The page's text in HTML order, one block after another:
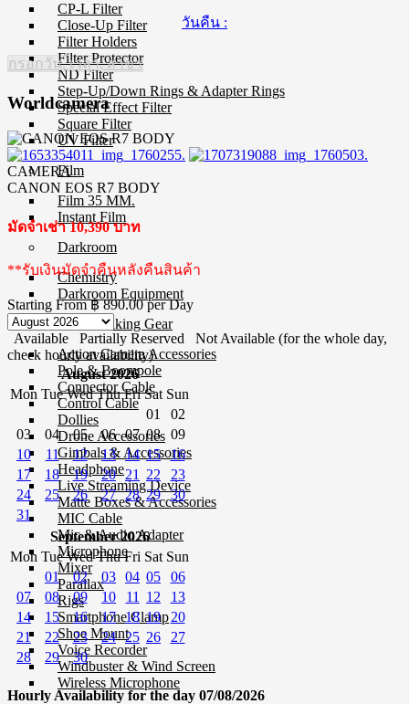
CP-L Filter
Close-Up Filter
Filter Holders
Filter Protector
ND Filter
Step-Up/Down Rings & Adapter Rings
Special Effect Filter
Square Filter
UV Filter
Film
Film 35 MM.
Instant Film
Darkroom
Chemistry
Darkroom Equipment
Video Making Gear
Action Camera Accessories
Pole & Boompole
Connector Cable
Control Cable
Dollies
Drone Accessories
Gimbals & Accessories
Headphone
Live Streaming Device
Matte Boxes & Accessories
MIC Cable
Mic & Audio Adapter
Microphone
Mixer
Parallax
Rigs
Smartphone Clamp
Shoe Mount
Voice Recorder
Windbuster & Wind Screen
Wireless Microphone
วันคืน :
กรอกวัน, เวลา, สาขา
Worldcamera
CAMERA
CANON EOS R7 BODY
มัดจำเช่า 10,390 บาท
**รับเงินมัดจำคืนหลังคืนสินค้า
Starting From ฿ 890.00 per Day
Available Partially Reserved
Not Available (for the whole day,
check hourly availability)
August 2026
Mon Tue Wed Thu Fri Sat Sun
01
02
03
04 05 06 07 08
09
10
11 12 13 14 15
16
17
18 19 20 21 22
23
24
25 26 27 28 29
30
31
September 2026
Mon Tue Wed Thu Fri Sat Sun
01
02 03 04 05
06
07
08 09 10 11 12
13
14
15 16 17 18 19
20
21
22 23 24 25 26
27
28
29 30
Hourly Availability for the day 07/08/2026